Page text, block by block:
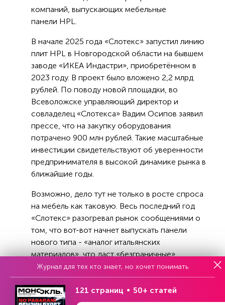
компаний, выпускающих мебельные
панели HPL.
В начале 2025 года «Слотекс» запустил линию
плит HPL в Новгородской области на бывшем
заводе «ИКЕА Индастри», приобретённом в
2023 году. В проект было вложено 2,2 млрд
рублей. По поводу новой площадки, во
Всеволожске управляющий директор и
совладелец «Слотекса» Вадим Осипов заявил
прессе, что на закупку оборудования
потрачено 900 млн рублей. Такие масштабные
инвестиции свидетельствуют об уверенности
предпринимателя в высокой динамике рынка в
ближайшие годы.
Возможно, дело тут не только в росте спроса
на мебель как таковую. Весь последний год
«Слотекс» разогревал рынок сообщениями о
том, что вот-вот начнет выпускать панели
нового типа - «аналог итальянских
материалов», что даст «безграничные»
возможности дизайнерам. А речь идёт о том,
что технология HPL никогда не стояла на
месте и за последние годы снова далеко ушла
вперёд.
Журнал для тех кто знает, но хочет понимать
121 страниц 50+ статей